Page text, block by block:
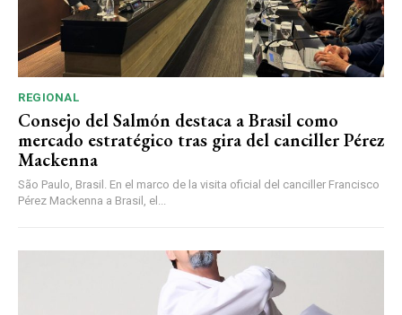
REGIONAL
Consejo del Salmón destaca a Brasil como
mercado estratégico tras gira del canciller Pérez
Mackenna
São Paulo, Brasil. En el marco de la visita oficial del canciller Francisco
Pérez Mackenna a Brasil, el...